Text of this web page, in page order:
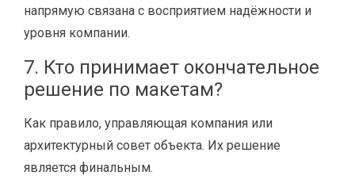
напрямую связана с восприятием надёжности и
уровня компании.
7. Кто принимает окончательное
решение по макетам?
Как правило, управляющая компания или
архитектурный совет объекта. Их решение
является финальным.